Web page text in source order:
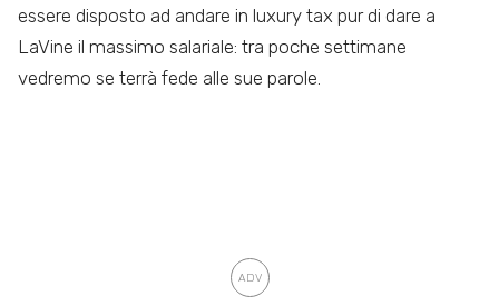
essere disposto ad andare in luxury tax pur di dare a
LaVine il massimo salariale: tra poche settimane
vedremo se terrà fede alle sue parole.